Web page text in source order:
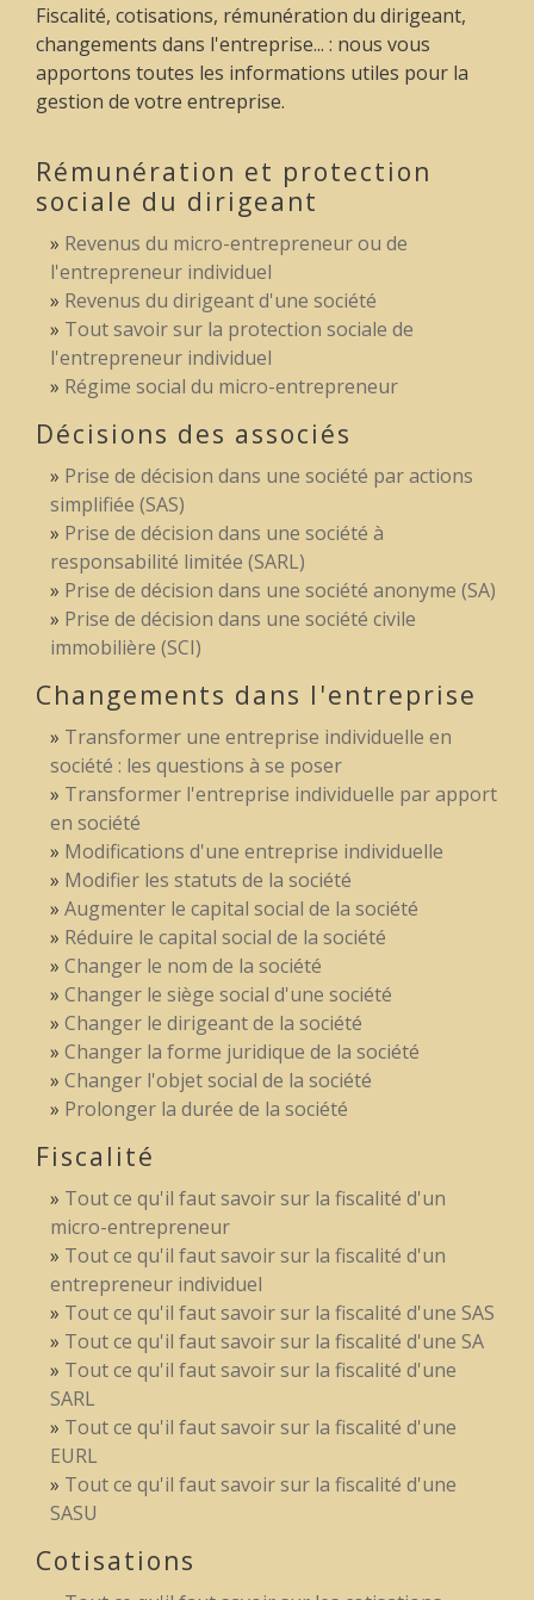
Fiscalité, cotisations, rémunération du dirigeant,
changements dans l'entreprise... : nous vous
apportons toutes les informations utiles pour la
gestion de votre entreprise.
Rémunération et protection
sociale du dirigeant
Revenus du micro-entrepreneur ou de
l'entrepreneur individuel
Revenus du dirigeant d'une société
Tout savoir sur la protection sociale de
l'entrepreneur individuel
Régime social du micro-entrepreneur
Décisions des associés
Prise de décision dans une société par actions
simplifiée (SAS)
Prise de décision dans une société à
responsabilité limitée (SARL)
Prise de décision dans une société anonyme (SA)
Prise de décision dans une société civile
immobilière (SCI)
Changements dans l'entreprise
Transformer une entreprise individuelle en
société : les questions à se poser
Transformer l'entreprise individuelle par apport
en société
Modifications d'une entreprise individuelle
Modifier les statuts de la société
Augmenter le capital social de la société
Réduire le capital social de la société
Changer le nom de la société
Changer le siège social d'une société
Changer le dirigeant de la société
Changer la forme juridique de la société
Changer l'objet social de la société
Prolonger la durée de la société
Fiscalité
Tout ce qu'il faut savoir sur la fiscalité d'un
micro-entrepreneur
Tout ce qu'il faut savoir sur la fiscalité d'un
entrepreneur individuel
Tout ce qu'il faut savoir sur la fiscalité d'une SAS
Tout ce qu'il faut savoir sur la fiscalité d'une SA
Tout ce qu'il faut savoir sur la fiscalité d'une
SARL
Tout ce qu'il faut savoir sur la fiscalité d'une
EURL
Tout ce qu'il faut savoir sur la fiscalité d'une
SASU
Cotisations